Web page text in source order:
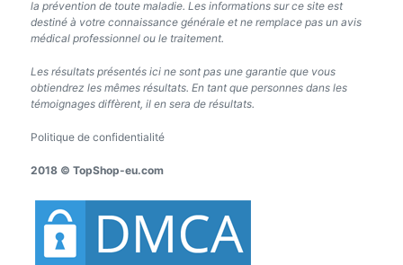
la prévention de toute maladie. Les informations sur ce site est
destiné à votre connaissance générale et ne remplace pas un avis
médical professionnel ou le traitement.
Les résultats présentés ici ne sont pas une garantie que vous
obtiendrez les mêmes résultats. En tant que personnes dans les
témoignages diffèrent, il en sera de résultats.
Politique de confidentialité
2018 © TopShop-eu.com